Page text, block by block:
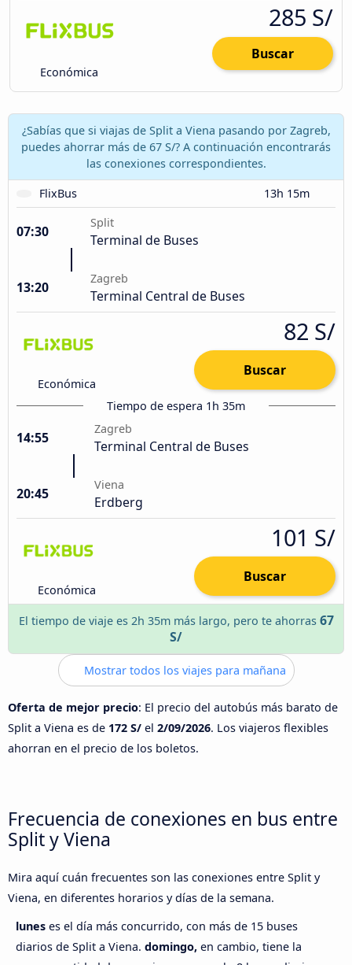
Económica
285 S/
Buscar
¿Sabías que si viajas de Split a Viena pasando por Zagreb,
puedes ahorrar más de 67 S/? A continuación encontrarás
las conexiones correspondientes.
FlixBus
13h 15m
07:30
Split
Terminal de Buses
13:20
Zagreb
Terminal Central de Buses
Económica
82 S/
Buscar
Tiempo de espera 1h 35m
14:55
Zagreb
Terminal Central de Buses
20:45
Viena
Erdberg
Económica
101 S/
Buscar
El tiempo de viaje es 2h 35m más largo, pero te ahorras 67
S/
Mostrar todos los viajes para mañana
Oferta de mejor precio: El precio del autobús más barato de
Split a Viena es de 172 S/ el 2/09/2026. Los viajeros flexibles
ahorran en el precio de los boletos.
Frecuencia de conexiones en bus entre
Split y Viena
Mira aquí cuán frecuentes son las conexiones entre Split y
Viena, en diferentes horarios y días de la semana.
lunes es el día más concurrido, con más de 15 buses
diarios de Split a Viena. domingo, en cambio, tiene la